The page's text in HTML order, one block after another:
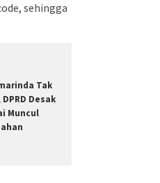
sehingga
Tak
Desak
Muncul